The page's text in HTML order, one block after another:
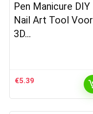
Pen Manicure DIY
Nail Art Tool Voor
3D…
€5.39